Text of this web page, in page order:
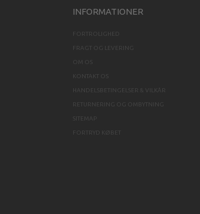
INFORMATIONER
FORTROLIGHED
FRAGT OG LEVERING
OM OS
KONTAKT OS
HANDELSBETINGELSER & VILKÅR
RETURNERING OG OMBYTNING
SITEMAP
FORTRYD KØBET